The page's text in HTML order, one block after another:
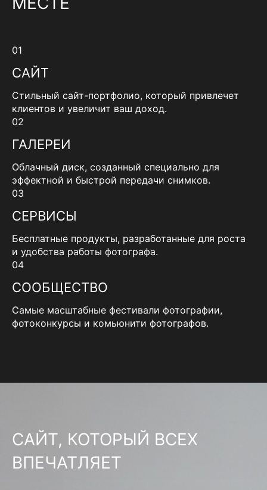
01
САЙТ
Стильный сайт-портфолио, который привлечет
клиентов и увеличит ваш доход.
02
ГАЛЕРЕИ
Облачный диск, созданный специально для
эффектной и быстрой передачи снимков.
03
СЕРВИСЫ
Бесплатные продукты, разработанные для роста
и удобства работы фотографа.
04
СООБЩЕСТВО
Самые масштабные фестивали фотографии,
фотоконкурсы и комьюнити фотографов.
САЙТ, КОТОРЫЙ ВСЕХ
ВПЕЧАТЛЯЕТ